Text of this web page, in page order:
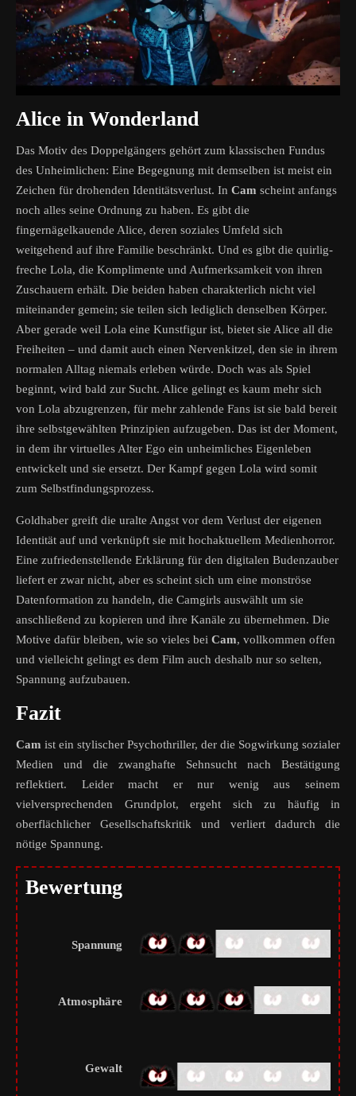
Alice in Wonderland
Das Motiv des Doppelgängers gehört zum klassischen Fundus
des Unheimlichen: Eine Begegnung mit demselben ist meist ein
Zeichen für drohenden Identitätsverlust. In Cam scheint anfangs
noch alles seine Ordnung zu haben. Es gibt die
fingernägelkauende Alice, deren soziales Umfeld sich
weitgehend auf ihre Familie beschränkt. Und es gibt die quirlig-
freche Lola, die Komplimente und Aufmerksamkeit von ihren
Zuschauern erhält. Die beiden haben charakterlich nicht viel
miteinander gemein; sie teilen sich lediglich denselben Körper.
Aber gerade weil Lola eine Kunstfigur ist, bietet sie Alice all die
Freiheiten – und damit auch einen Nervenkitzel, den sie in ihrem
normalen Alltag niemals erleben würde. Doch was als Spiel
beginnt, wird bald zur Sucht. Alice gelingt es kaum mehr sich
von Lola abzugrenzen, für mehr zahlende Fans ist sie bald bereit
ihre selbstgewählten Prinzipien aufzugeben. Das ist der Moment,
in dem ihr virtuelles Alter Ego ein unheimliches Eigenleben
entwickelt und sie ersetzt. Der Kampf gegen Lola wird somit
zum Selbstfindungsprozess.
Goldhaber greift die uralte Angst vor dem Verlust der eigenen
Identität auf und verknüpft sie mit hochaktuellem Medienhorror.
Eine zufriedenstellende Erklärung für den digitalen Budenzauber
liefert er zwar nicht, aber es scheint sich um eine monströse
Datenformation zu handeln, die Camgirls auswählt um sie
anschließend zu kopieren und ihre Kanäle zu übernehmen. Die
Motive dafür bleiben, wie so vieles bei Cam, vollkommen offen
und vielleicht gelingt es dem Film auch deshalb nur so selten,
Spannung aufzubauen.
Fazit
Cam ist ein stylischer Psychothriller, der die Sogwirkung sozialer
Medien und die zwanghafte Sehnsucht nach Bestätigung
reflektiert. Leider macht er nur wenig aus seinem
vielversprechenden Grundplot, ergeht sich zu häufig in
oberflächlicher Gesellschaftskritik und verliert dadurch die
nötige Spannung.
Bewertung
Spannung
Atmosphäre
Gewalt